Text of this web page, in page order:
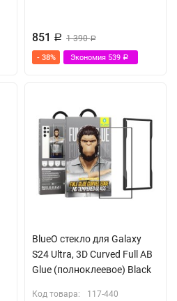
851 Р 1 390Р
- 38% Экономия 539 Р
BlueO стекло для Galaxy
S24 Ultra, 3D Curved Full AB
Glue (полноклеевое) Black
Код товара: 117-440